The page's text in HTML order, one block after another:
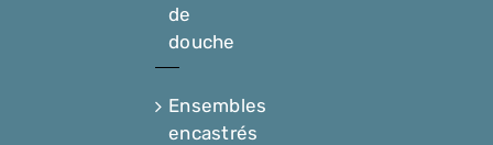
de
douche
Ensembles
encastrés